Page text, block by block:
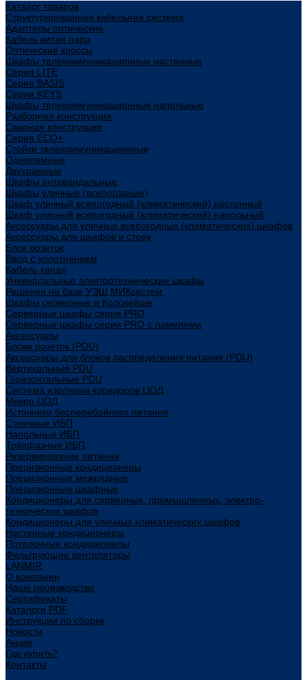
Каталог товаров
Структурированная кабельная система
Адаптеры оптические
Кабель витая пара
Оптические кроссы
Шкафы телекоммуникационные настенные
Cерия LITE
Cерия BASIS
Cерия KEYS
Шкафы телекоммуникационные напольные
Разборная конструкция
Сварная конструкция
Серия ECO+
Стойки телекоммуникационные
Однорамные
Двухрамные
Шкафы антивандальные
Шкафы уличные (всепогодные)
Шкаф уличный всепогодный (климатический) настенный
Шкаф уличный всепогодный (климатический) напольный
Аксессуары для уличных всепогодных (климатических) шкафов
Аксессуары для шкафов и стоек
Блок розеток
Ввод с уплотнением
Кабель канал
Универсальные электротехнические шкафы
Решения на базе УЭШ МИКсистем
Шкафы серверные и Колокейшн
Серверные шкафы серия PRO
Серверные шкафы серии PRO с ламелями
Аксессуары
Блоки розеток (PDU)
Аксессуары для блоков распределения питания (PDU)
Вертикальные PDU
Горизонтальные PDU
Система изоляции коридоров ЦОД
Микро ЦОД
Источники бесперебойного питания
Стоечные ИБП
Напольные ИБП
Трёхфазные ИБП
Резервирование питания
Прецизионные кондиционеры
Прецизионные межрядные
Прецизионные шкафные
Кондиционеры для серверных, промышленных, электро-
технических шкафов
Кондиционеры для уличных климатических шкафов
Настенные кондиционеры
Потолочные кондиционеры
Фильтрующие вентиляторы
LANMIR
О компании
Наше производство
Сертификаты
Каталоги PDF
Инструкции по сборке
Новости
Акции
Где купить?
Контакты